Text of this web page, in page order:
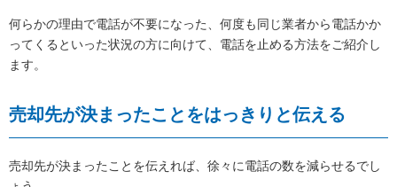
何らかの理由で電話が不要になった、何度も同じ業者から電話かか
ってくるといった状況の方に向けて、電話を止める方法をご紹介し
ます。
売却先が決まったことをはっきりと伝える
売却先が決まったことを伝えれば、徐々に電話の数を減らせるでし